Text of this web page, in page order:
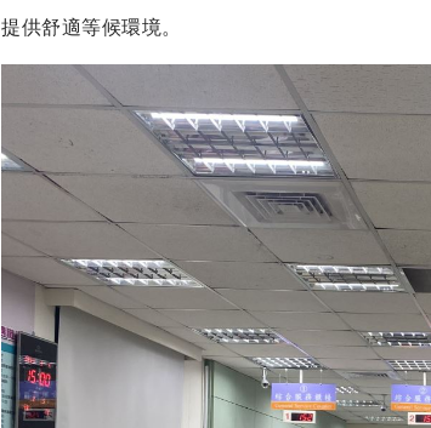
提供舒適等候環境。